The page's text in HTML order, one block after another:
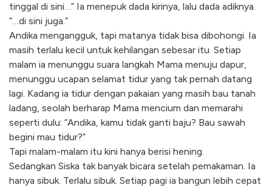
tinggal di sini…” Ia menepuk dada kirinya, lalu dada adiknya.
“…di sini juga.”
Andika mengangguk, tapi matanya tidak bisa dibohongi. Ia
masih terlalu kecil untuk kehilangan sebesar itu. Setiap
malam ia menunggu suara langkah Mama menuju dapur,
menunggu ucapan selamat tidur yang tak pernah datang
lagi. Kadang ia tidur dengan pakaian yang masih bau tanah
ladang, seolah berharap Mama mencium dan memarahi
seperti dulu: “Andika, kamu tidak ganti baju? Bau sawah
begini mau tidur?”
Tapi malam-malam itu kini hanya berisi hening.
Sedangkan Siska tak banyak bicara setelah pemakaman. Ia
hanya sibuk. Terlalu sibuk. Setiap pagi ia bangun lebih cepat